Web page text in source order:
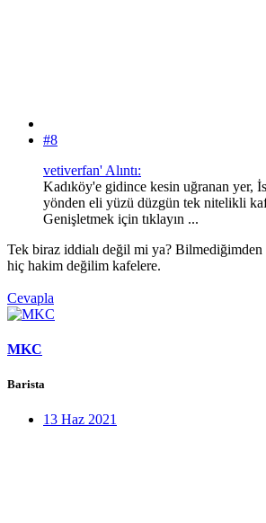
#8
vetiverfan' Alıntı:
Kadıköy'e gidince kesin uğranan yer,
yönden eli yüzü düzgün tek nitelikli
Genişletmek için tıklayın ...
Tek biraz iddialı değil mi ya? Bilmediğimden
hiç hakim değilim kafelere.
Cevapla
MKC
Barista
13 Haz 2021